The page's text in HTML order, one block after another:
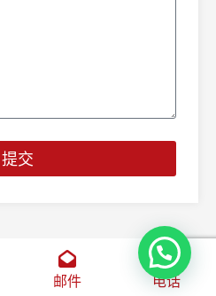
提交
邮件 电话